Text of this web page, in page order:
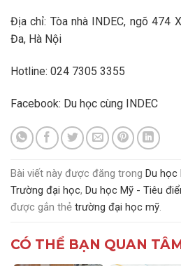
Địa chỉ: Tòa nhà INDEC, ngõ 474
Đa, Hà Nội
Hotline: 024 7305 3355
Facebook: Du học cùng INDEC
Bài viết này được đăng trong Du học
Trường đại học, Du học Mỹ - Tiêu
được gắn thẻ trường đại học mỹ.
CÓ THỂ BẠN QUAN